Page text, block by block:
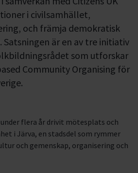
i civilsamhället,
och främja demokratisk
Satsningen är en av tre initiativ
som utforskar
Community Organising för
flera år drivit mötesplats och
i Järva, en stadsdel som rymmer
och gemenskap, organisering och